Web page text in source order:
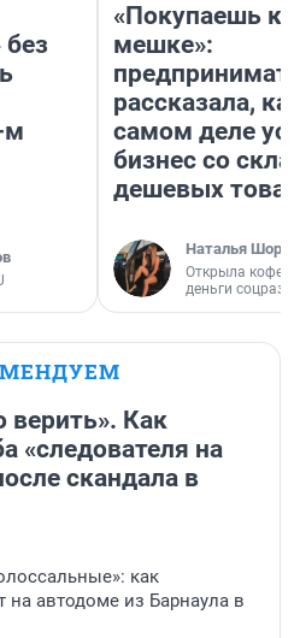
м
«Покупаешь
мешке»:
рассказала,
самом деле
бизнес со
дешевых
Наталья
Открыла
деньги
верить». Как
«следователя на
скандала в
как
на автодоме из Барнаула в